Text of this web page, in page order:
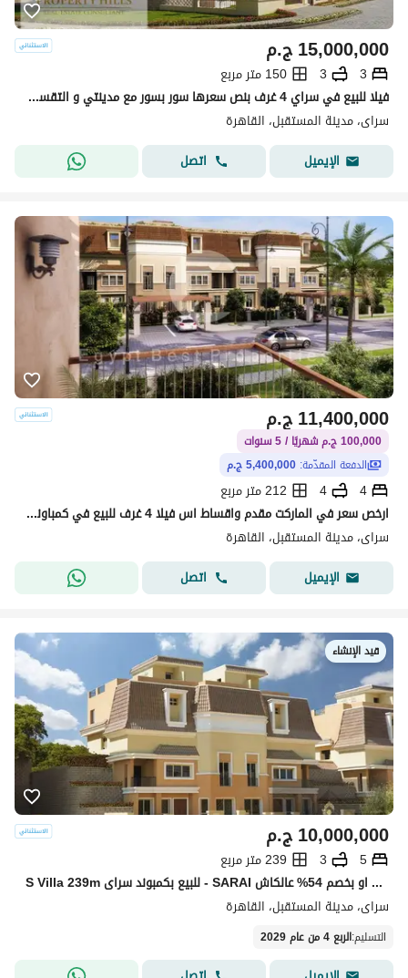
ج.م15,000,000
3
3
150 متر مربع
فيلا للبيع في سراي 4 غرف بنص سعرها سور بسور مع مدينتي و التقسيط لحد 12 سنه بدون فوايد
سراى، مدينة المستقبل، القاهرة
الإيميل
اتصل
ج.م11,400,000
100,000 ج.م شهريًا / 5 سنوات
الدفعة المقدّمة: 5,400,000 ج.م
4
4
212 متر مربع
ارخص سعر في الماركت مقدم واقساط اس فيلا 4 غرف للبيع في كمباوند سراي مدينة مصر القاهرة الجديدة
سراى، مدينة المستقبل، القاهرة
الإيميل
اتصل
قيد الإنشاء
ج.م10,000,000
5
3
239 متر مربع
S Villa 239m للبيع بكمبوند سراى - SARAI بجوار مدينتى مباشرة بقسط 12 سنه او بخصم 54% عالكاش
سراى، مدينة المستقبل، القاهرة
التسليم:الربع 4 من عام 2029